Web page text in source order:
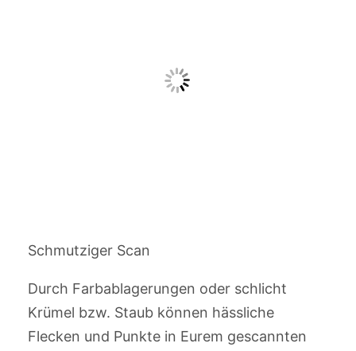
Schmutziger Scan
Durch Farbablagerungen oder schlicht
Krümel bzw. Staub können hässliche
Flecken und Punkte in Eurem gescannten